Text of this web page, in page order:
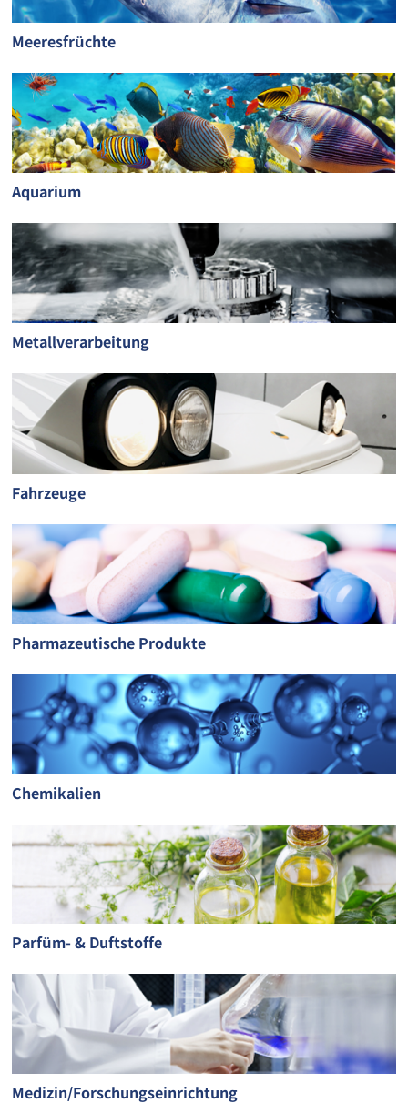
Meeresfrüchte
Aquarium
Metallverarbeitung
Fahrzeuge
Pharmazeutische Produkte
Chemikalien
Parfüm- & Duftstoffe
Medizin/Forschungseinrichtung